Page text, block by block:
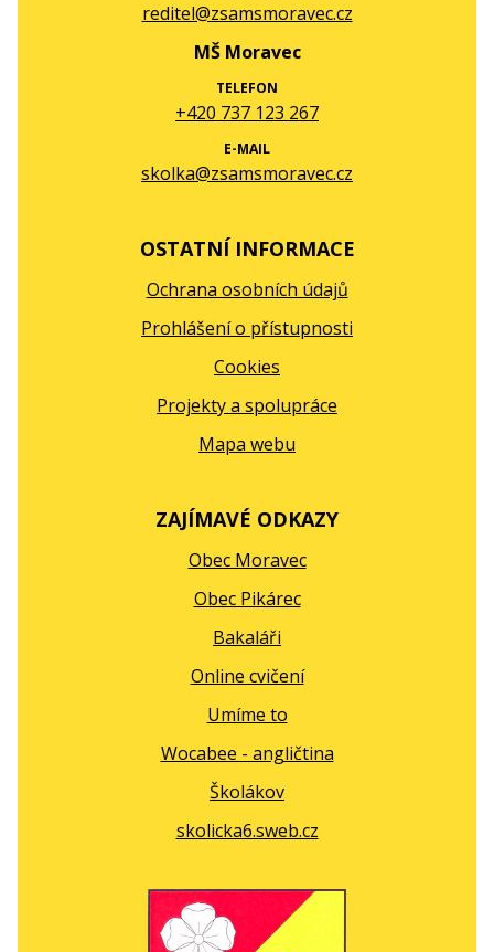
reditel@zsamsmoravec.cz
MŠ Moravec
TELEFON
+420 737 123 267
E-MAIL
skolka@zsamsmoravec.cz
OSTATNÍ INFORMACE
Ochrana osobních údajů
Prohlášení o přístupnosti
Cookies
Projekty a spolupráce
Mapa webu
ZAJÍMAVÉ ODKAZY
Obec Moravec
Obec Pikárec
Bakaláři
Online cvičení
Umíme to
Wocabee - angličtina
Školákov
skolicka6.sweb.cz